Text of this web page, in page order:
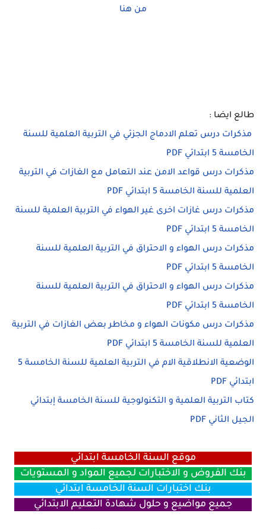
من هنا
طالع ايضا :
مذكرات درس تعلم الادماج الجزئي في التربية العلمية للسنة
الخامسة 5 ابتدائي PDF
مذكرات درس قواعد الامن عند التعامل مع الغازات في التربية
العلمية للسنة الخامسة 5 ابتدائي PDF
مذكرات درس غازات اخرى غير الهواء في التربية العلمية للسنة
الخامسة 5 ابتدائي PDF
مذكرات درس الهواء و الاحتراق في التربية العلمية للسنة
الخامسة 5 ابتدائي PDF
مذكرات درس الهواء و الاحتراق في التربية العلمية للسنة
الخامسة 5 ابتدائي PDF
مذكرات درس مكونات الهواء و مخاطر بعض الغازات في التربية
العلمية للسنة الخامسة 5 ابتدائي PDF
الوضعية الانطلاقية الام في التربية العلمية للسنة الخامسة 5
ابتدائي PDF
كتاب التربية العلمية و التكنولوجية للسنة الخامسة إبتدائي
الجيل الثاني PDF
موقع السنة الخامسة ابتدائي
بنك الفروض و الاختبارات لجميع المواد و المستويات
بنك اختبارات السنة الخامسة ابتدائي
جميع مواضيع و حلول شهادة التعليم الابتدائي